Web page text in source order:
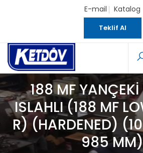
E-mail Katalog
Teklif Al
188 MF
ISLAHLI (188 MF
R) (HARDENED)
985 MM)